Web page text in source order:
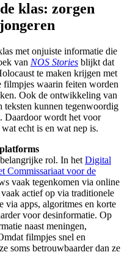
klas: zorgen
met onjuiste informatie die
van NOS Stories blijkt dat
te maken krijgen met
waarin feiten worden
Ook de ontwikkeling van
teksten kunnen tegenwoordig
Daardoor wordt het voor
echt is en wat nep is.
rol. In het Digital
Commissariaat voor de
vaak tegenkomen via online
actief op via traditionele
via apps, algoritmes en korte
voor desinformatie. Op
naast meningen,
filmpjes snel en
soms betrouwbaarder dan ze